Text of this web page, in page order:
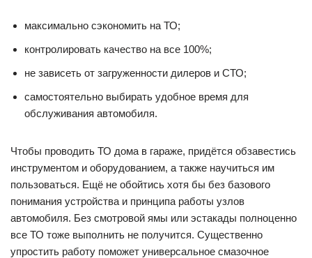
максимально сэкономить на ТО;
контролировать качество на все 100%;
не зависеть от загруженности дилеров и СТО;
самостоятельно выбирать удобное время для
обслуживания автомобиля.
Чтобы проводить ТО дома в гараже, придётся обзавестись
инструментом и оборудованием, а также научиться им
пользоваться. Ещё не обойтись хотя бы без базового
понимания устройства и принципа работы узлов
автомобиля. Без смотровой ямы или эстакады полноценно
все ТО тоже выполнить не получится. Существенно
упростить работу поможет универсальное смазочное